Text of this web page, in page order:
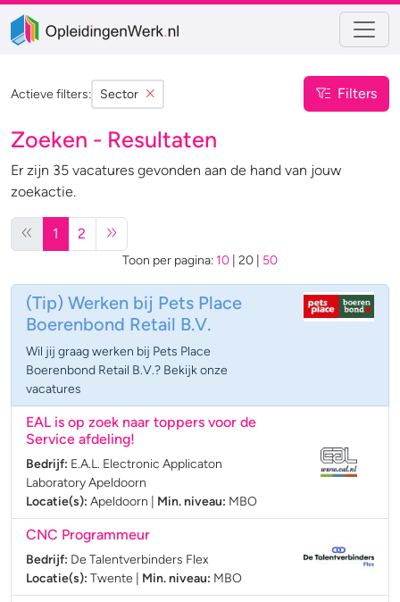
Actieve filters: Sector Filters
Zoeken - Resultaten
Er zijn 35 vacatures gevonden aan de hand van jouw
zoekactie.
1 2
Toon per pagina: 10 20 50
(Tip) Werken bij Pets Place
Boerenbond Retail B.V.
Wil jij graag werken bij Pets Place
Boerenbond Retail B.V.? Bekijk onze
vacatures
EAL is op zoek naar toppers voor de
Service afdeling!
Bedrijf: E.A.L. Electronic Applicaton
Laboratory Apeldoorn
Locatie(s): Apeldoorn Min. niveau: MBO
CNC Programmeur
Bedrijf: De Talentverbinders Flex
Locatie(s): Twente Min. niveau: MBO